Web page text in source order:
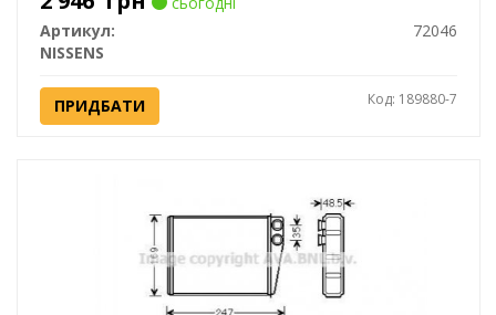
Артикул:
72046
NISSENS
ПРИДБАТИ Код: 189880-7